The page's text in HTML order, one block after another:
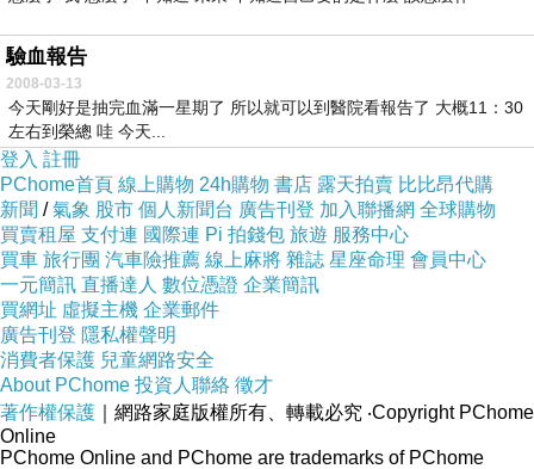
驗血報告
2008-03-13
今天剛好是抽完血滿一星期了 所以就可以到醫院看報告了 大概11：30
左右到榮總 哇 今天...
登入 註冊
PChome首頁 線上購物 24h購物 書店 露天拍賣 比比昂代購
新聞 /氣象 股市 個人新聞台 廣告刊登 加入聯播網 全球購物
買賣租屋 支付連 國際連 Pi 拍錢包 旅遊 服務中心
買車 旅行團 汽車險推薦 線上麻將 雜誌 星座命理 會員中心
一元簡訊 直播達人 數位憑證 企業簡訊
買網址 虛擬主機 企業郵件
廣告刊登 隱私權聲明
消費者保護 兒童網路安全
About PChome 投資人聯絡 徵才
著作權保護 ｜網路家庭版權所有、轉載必究 ‧Copyright PChome
Online
PChome Online and PChome are trademarks of PChome